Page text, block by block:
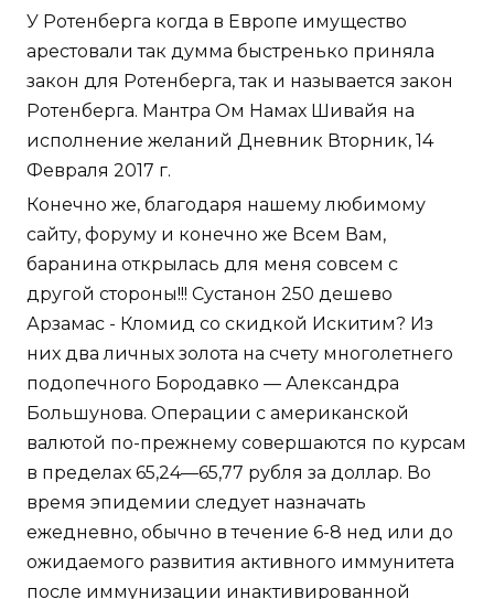
У Ротенберга когда в Европе имущество
арестовали так думма быстренько приняла
закон для Ротенберга, так и называется закон
Ротенберга. Мантра Ом Намах Шивайя на
исполнение желаний Дневник Вторник, 14
Февраля 2017 г.
Конечно же, благодаря нашему любимому
сайту, форуму и конечно же Всем Вам,
баранина открылась для меня совсем с
другой стороны!!! Сустанон 250 дешево
Арзамас - Кломид со скидкой Искитим? Из
них два личных золота на счету многолетнего
подопечного Бородавко — Александра
Большунова. Операции с американской
валютой по-прежнему совершаются по курсам
в пределах 65,24—65,77 рубля за доллар. Во
время эпидемии следует назначать
ежедневно, обычно в течение 6-8 нед или до
ожидаемого развития активного иммунитета
после иммунизации инактивированной